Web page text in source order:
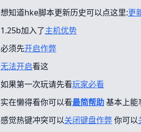
想知道hke脚本更新历史可以点这里:更
1.25b加入了主机优势
必须先开启作弊
无法开启看这
如果第一次玩请先看玩家必看
实在懒得看你可以看最简帮助基本上能
感觉热键冲突可以关闭键盘作弊你可以